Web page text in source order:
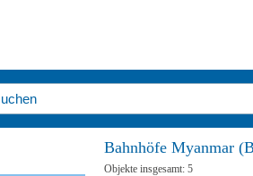
Bahnhöfe Myanmar
Objekte insgesamt: 5